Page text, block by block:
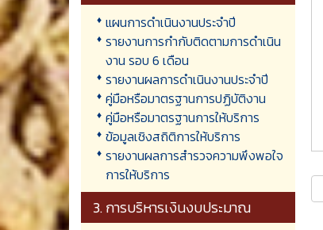
แผนการดำเนินงานประจำปี
รายงานการกำกับติดตามการดำเนิน
งาน รอบ 6 เดือน
รายงานผลการดำเนินงานประจำปี
คู่มือหรือมาตรฐานการปฏิบัติงาน
คู่มือหรือมาตรฐานการให้บริการ
ข้อมูลเชิงสถิติการให้บริการ
รายงานผลการสำรวจความพึงพอใจ
การให้บริการ
3. การบริหารเงินงบประมาณ